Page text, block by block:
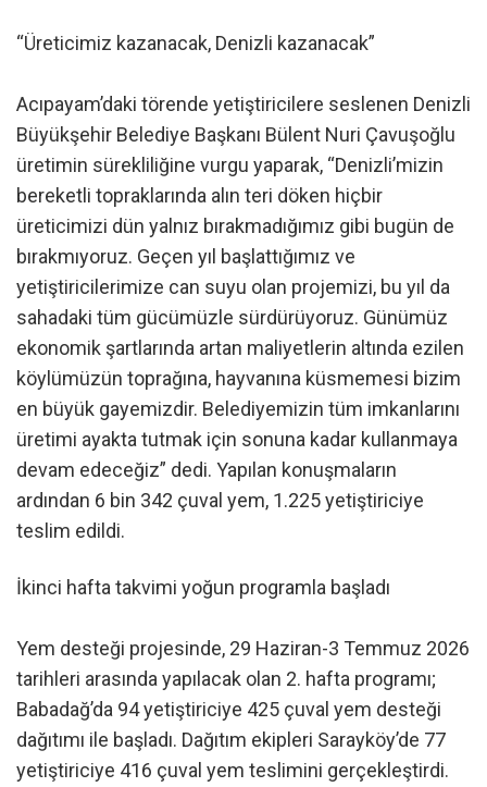
“Üreticimiz kazanacak, Denizli kazanacak”
Acıpayam’daki törende yetiştiricilere seslenen Denizli
Büyükşehir Belediye Başkanı Bülent Nuri Çavuşoğlu
üretimin sürekliliğine vurgu yaparak, “Denizli’mizin
bereketli topraklarında alın teri döken hiçbir
üreticimizi dün yalnız bırakmadığımız gibi bugün de
bırakmıyoruz. Geçen yıl başlattığımız ve
yetiştiricilerimize can suyu olan projemizi, bu yıl da
sahadaki tüm gücümüzle sürdürüyoruz. Günümüz
ekonomik şartlarında artan maliyetlerin altında ezilen
köylümüzün toprağına, hayvanına küsmemesi bizim
en büyük gayemizdir. Belediyemizin tüm imkanlarını
üretimi ayakta tutmak için sonuna kadar kullanmaya
devam edeceğiz” dedi. Yapılan konuşmaların
ardından 6 bin 342 çuval yem, 1.225 yetiştiriciye
teslim edildi.
İkinci hafta takvimi yoğun programla başladı
Yem desteği projesinde, 29 Haziran-3 Temmuz 2026
tarihleri arasında yapılacak olan 2. hafta programı;
Babadağ’da 94 yetiştiriciye 425 çuval yem desteği
dağıtımı ile başladı. Dağıtım ekipleri Sarayköy’de 77
yetiştiriciye 416 çuval yem teslimini gerçekleştirdi.